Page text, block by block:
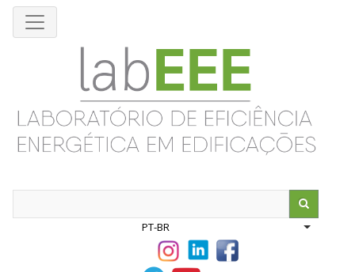
Pular
PT-BR
List